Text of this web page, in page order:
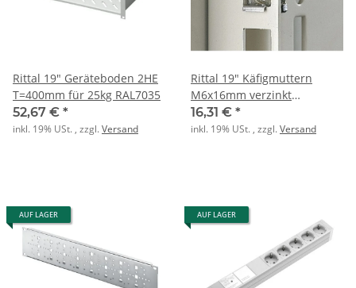
Rittal 19" Geräteboden 2HE
T=400mm für 25kg RAL7035
52,67 € *
inkl. 19% USt. , zzgl.Versand
Rittal 19" Käfigmuttern
M6x16mm verzinkt
PK=50Stck
16,31 € *
inkl. 19% USt. , zzgl.Versand
AUF LAGER AUF LAGER